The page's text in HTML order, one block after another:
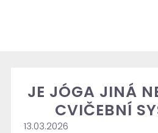
JE JÓGA JINÁ
CVIČEBNÍ
13.03.2026